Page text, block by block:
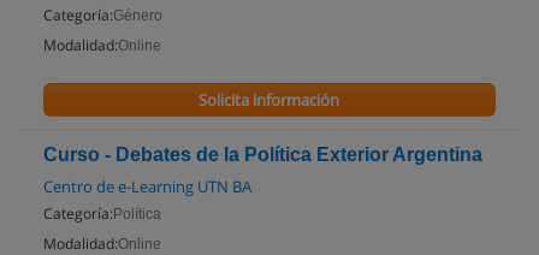
Categoría:Género
Modalidad:Online
Solicita información
Curso - Debates de la Política Exterior Argentina
Centro de e-Learning UTN BA
Categoría: Política
Modalidad:Online